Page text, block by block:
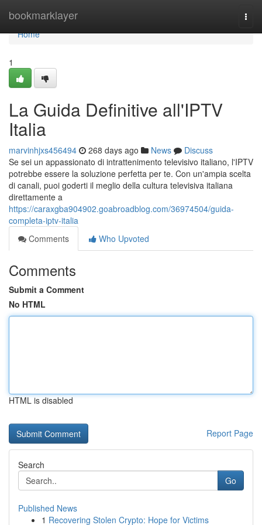
bookmarklayer
Home
Home
1
La Guida Definitive all'IPTV
Italia
marvinhjxs456494 268 days ago News
Discuss
Se sei un appassionato di intrattenimento televisivo italiano, l'IPTV
potrebbe essere la soluzione perfetta per te. Con un'ampia scelta
di canali, puoi goderti il meglio della cultura televisiva italiana
direttamente a
https://caraxgba904902.goabroadblog.com/36974504/guida-
completa-iptv-italia
Comments
Who Upvoted
Comments
Submit a Comment
No HTML
HTML is disabled
Report Page
Search
Go
Published News
1 Recovering Stolen Crypto: Hope for Victims